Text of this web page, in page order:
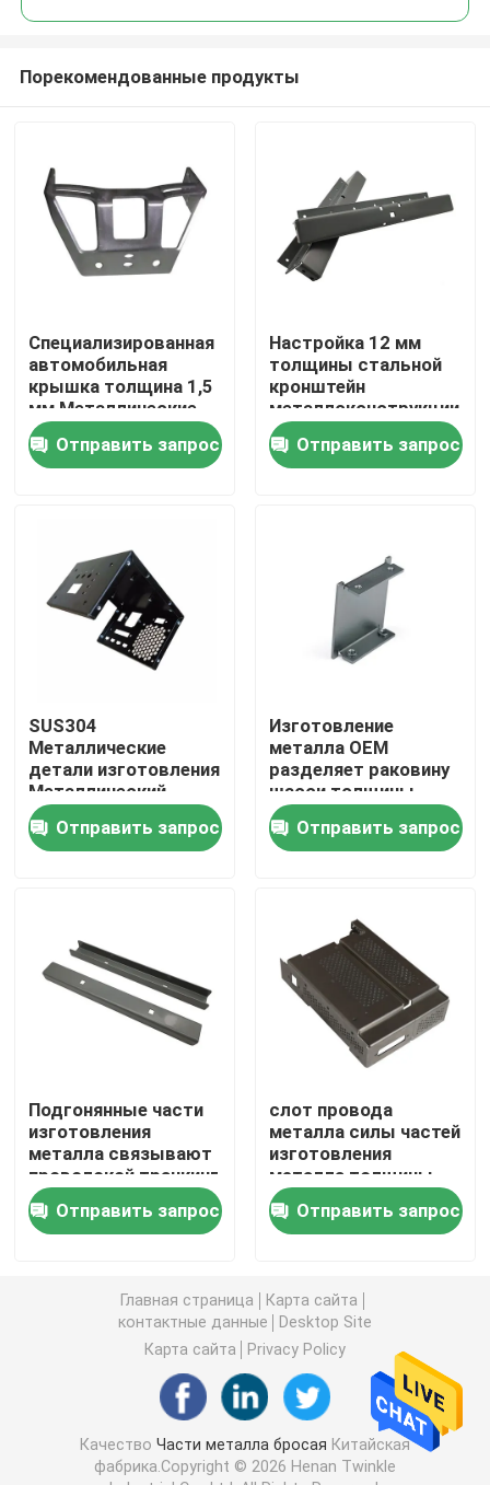
Дом
Продукты
О нас
Путешествие фабрики
Свяжитесь мы
Новости
Части металла бросая
Части утюга бросая
Части стальной бросать
части алюминиевый бросать
Части заливки формы
Части отливки вклада
Стальные куя части
Порекомендованные продукты
Специализированная
автомобильная
крышка толщина 1,5
мм Металлические
детали изготовления
Автомобильные
детали
Отправить запрос
Настройка 12 мм
толщины стальной
кронштейн
металлоконструкции
для строительной
промышленности
Отправить запрос
SUS304
Металлические
детали изготовления
Металлический
компьютерный
корпус изготовления
листов
Отправить запрос
Изготовление
металла OEM
разделяет раковину
шасси толщины
1.5mm стальную
Отправить запрос
Подгонянные части
изготовления
металла связывают
проволокой транкинг
кабеля металла
слотаОтправить запрос
слот провода
металла силы частей
изготовления
металла толщины
1mm покрывая
Отправить запрос
Главная страница
Карта сайта
контактные данные
Desktop Site
Карта сайта
Privacy Policy
Качество Части металла бросая Китайская
фабрика.Copyright © 2026 Henan Twinkle